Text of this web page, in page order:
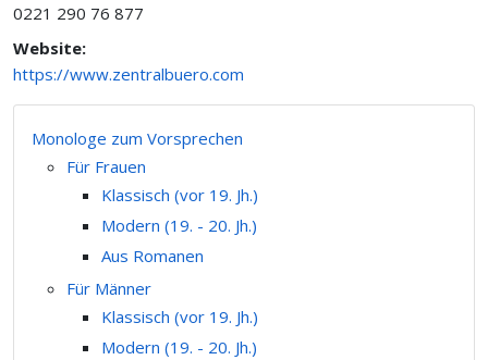
0221 290 76 877
Website:
https://www.zentralbuero.com
Monologe zum Vorsprechen
Für Frauen
Klassisch (vor 19. Jh.)
Modern (19. - 20. Jh.)
Aus Romanen
Für Männer
Klassisch (vor 19. Jh.)
Modern (19. - 20. Jh.)